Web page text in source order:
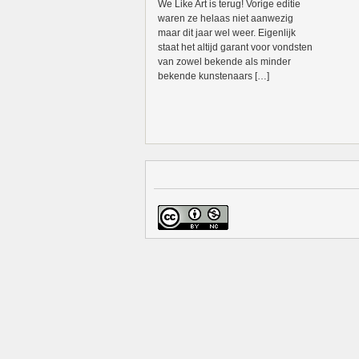
We Like Art is terug! Vorige editie
waren ze helaas niet aanwezig
maar dit jaar wel weer. Eigenlijk
staat het altijd garant voor vondsten
van zowel bekende als minder
bekende kunstenaars […]